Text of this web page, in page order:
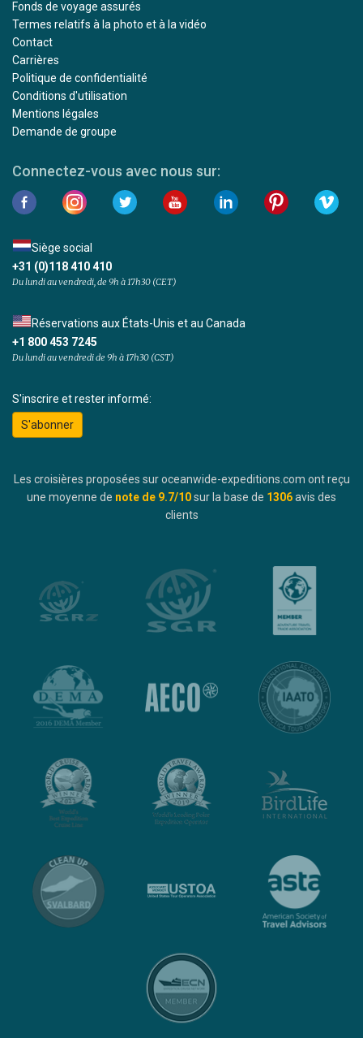
Fonds de voyage assurés
Termes relatifs à la photo et à la vidéo
Contact
Carrières
Politique de confidentialité
Conditions d'utilisation
Mentions légales
Demande de groupe
Connectez-vous avec nous sur:
Siège social
+31 (0)118 410 410
Du lundi au vendredi, de 9h à 17h30 (CET)
Réservations aux États-Unis et au Canada
+1 800 453 7245
Du lundi au vendredi de 9h à 17h30 (CST)
S'inscrire et rester informé:
S'abonner
Les croisières proposées sur oceanwide-expeditions.com ont reçu
une moyenne de note de 9.7/10sur la base de 1306avis des
clients